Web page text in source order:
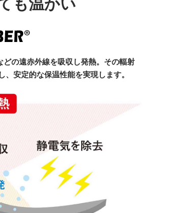
も温かい
の遠赤外線を吸収し発熱。その輻射
安定的な保温性能を実現します。